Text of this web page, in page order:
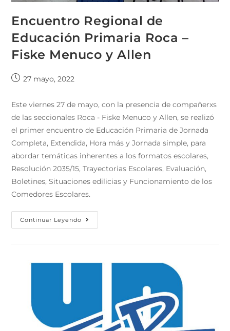
Encuentro Regional de
Educación Primaria Roca –
Fiske Menuco y Allen
27 mayo, 2022
Este viernes 27 de mayo, con la presencia de compañerxs
de las seccionales Roca - Fiske Menuco y Allen, se realizó
el primer encuentro de Educación Primaria de Jornada
Completa, Extendida, Hora más y Jornada simple, para
abordar temáticas inherentes a los formatos escolares,
Resolución 2035/15, Trayectorias Escolares, Evaluación,
Boletines, Situaciones edilicias y Funcionamiento de los
Comedores Escolares.
Continuar Leyendo